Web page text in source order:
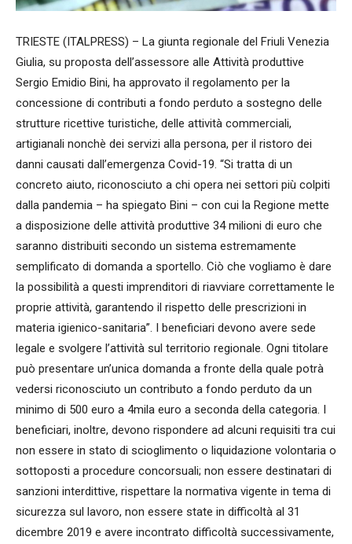
TRIESTE (ITALPRESS) – La giunta regionale del Friuli Venezia
Giulia, su proposta dell’assessore alle Attività produttive
Sergio Emidio Bini, ha approvato il regolamento per la
concessione di contributi a fondo perduto a sostegno delle
strutture ricettive turistiche, delle attività commerciali,
artigianali nonchè dei servizi alla persona, per il ristoro dei
danni causati dall’emergenza Covid-19. “Si tratta di un
concreto aiuto, riconosciuto a chi opera nei settori più colpiti
dalla pandemia – ha spiegato Bini – con cui la Regione mette
a disposizione delle attività produttive 34 milioni di euro che
saranno distribuiti secondo un sistema estremamente
semplificato di domanda a sportello. Ciò che vogliamo è dare
la possibilità a questi imprenditori di riavviare correttamente le
proprie attività, garantendo il rispetto delle prescrizioni in
materia igienico-sanitaria”. I beneficiari devono avere sede
legale e svolgere l’attività sul territorio regionale. Ogni titolare
può presentare un’unica domanda a fronte della quale potrà
vedersi riconosciuto un contributo a fondo perduto da un
minimo di 500 euro a 4mila euro a seconda della categoria. I
beneficiari, inoltre, devono rispondere ad alcuni requisiti tra cui
non essere in stato di scioglimento o liquidazione volontaria o
sottoposti a procedure concorsuali; non essere destinatari di
sanzioni interdittive, rispettare la normativa vigente in tema di
sicurezza sul lavoro, non essere state in difficoltà al 31
dicembre 2019 e avere incontrato difficoltà successivamente,